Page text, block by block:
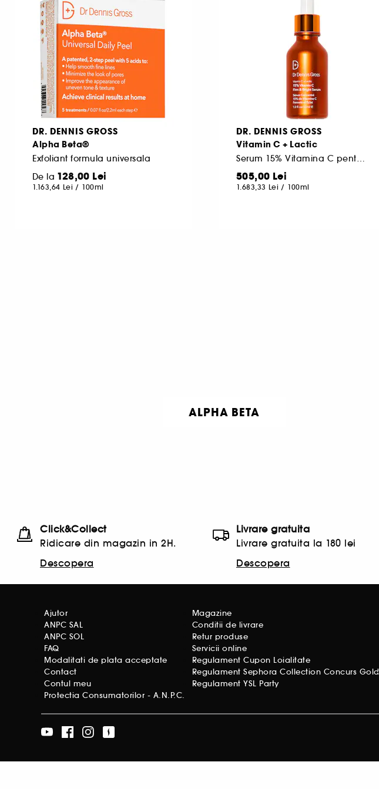
DR. DENNIS GROSS
Alpha Beta®
Exfoliant formula universala
De la 128,00 Lei
1.163,64 Lei / 100ml
DR. DENNIS GROSS
Vitamin C + Lactic
Serum 15% Vitamina C pentru fermitate si luminozitate
505,00 Lei
1.683,33 Lei / 100ml
ALPHA BETA
Click&Collect
Ridicare din magazin in 2H.
Descopera
Livrare gratuita
Livrare gratuita la 180 lei
Descopera
Ajutor
ANPC SAL
ANPC SOL
FAQ
Modalitati de plata acceptate
Contact
Contul meu
Protectia Consumatorilor - A.N.P.C.
Magazine
Conditii de livrare
Retur produse
Servicii online
Regulament Cupon Loialitate
Regulament Sephora Collection Concurs Gold
Regulament YSL Party